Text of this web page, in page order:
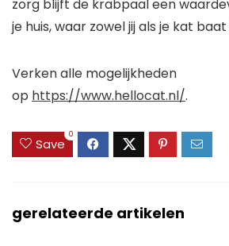
zorg blijft de krabpaal een
je huis, waar zowel jij als je kat
Verken alle mogelijkheden
op https://www.hellocat.nl/.
Save
0
gerelateerde artikelen